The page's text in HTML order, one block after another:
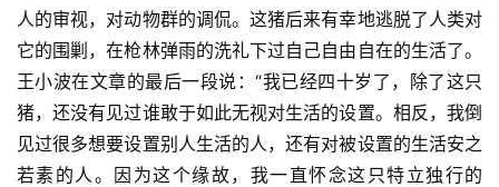
人的审视，对动物群的调侃。这猪后来有幸地逃脱了人类对
它的围剿，在枪林弹雨的洗礼下过自己自由自在的生活了。
王小波在文章的最后一段说：“我已经四十岁了，除了这只
猪，还没有见过谁敢于如此无视对生活的设置。相反，我倒
见过很多想要设置别人生活的人，还有对被设置的生活安之
若素的人。因为这个缘故，我一直怀念这只特立独行的